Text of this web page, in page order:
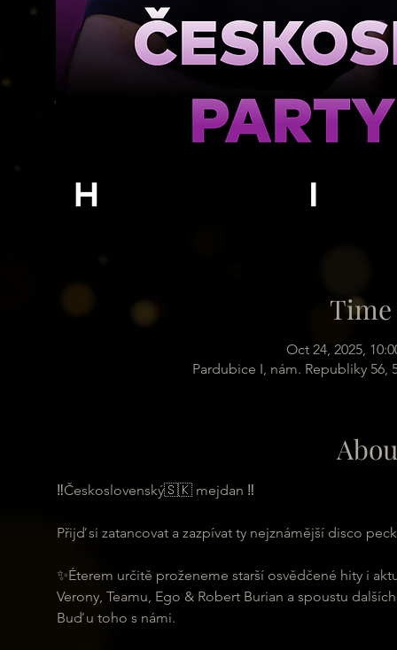
Oct 24, 2025,
Pardubice I, nám. Republiky 56,
‼️Československý🇸🇰 mejdan ‼️
Přijď si zatancovat a zazpívat ty nejznámější disco
✨Éterem určitě proženeme starší osvědčené hity i
Verony, Teamu, Ego & Robert Burian a spoustu
Buď u toho s námi.